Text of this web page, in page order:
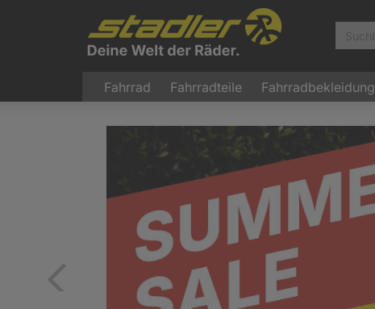
Fahrrad Fahrradteile Fahrradbekleidung